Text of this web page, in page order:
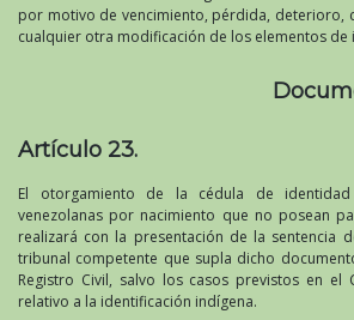
por motivo de vencimiento, pérdida, deterioro,
cualquier otra modificación de los elementos de
Artículo 23.
El otorgamiento de la cédula de
venezolanas por nacimiento que no posean
realizará con la presentación de la sentencia
tribunal competente que supla dicho
Registro Civil, salvo los casos previstos en el
relativo a la identificación indígena.